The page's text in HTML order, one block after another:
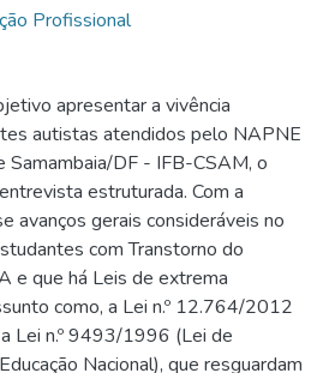
Profissional
apresentar a vivência
autistas atendidos pelo NAPNE
DF - IFB-CSAM, o
estruturada. Com a
avanços gerais consideráveis no
com Transtorno do
e que há Leis de extrema
como, a Lei n.º 12.764/2012
Lei n.º 9493/1996 (Lei de
Nacional), que resguardam